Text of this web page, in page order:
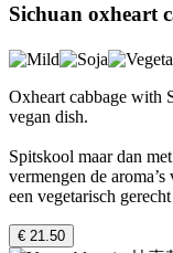
Sichuan oxheart
Oxheart cabbage with
vegan dish.
Spitskool maar dan
vermengen de
een vegetarisch
€ 21.50